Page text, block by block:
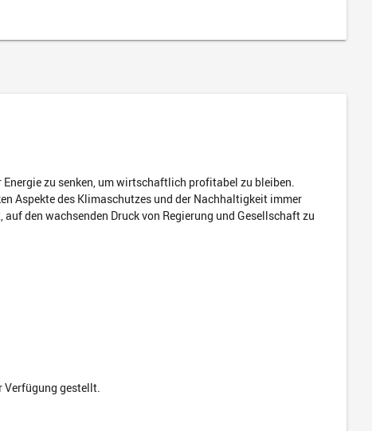
zu senken, um wirtschaftlich profitabel zu bleiben.
Aspekte des Klimaschutzes und der Nachhaltigkeit immer
den wachsenden Druck von Regierung und Gesellschaft zu
Verfügung gestellt.